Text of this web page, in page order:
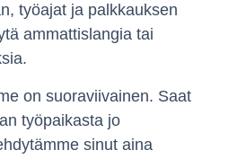
työajat ja palkkauksen
ammattislangia tai
on suoraviivainen. Saat
työpaikasta jo
sinut aina